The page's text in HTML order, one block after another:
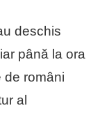
deschis
până la ora
de români
al